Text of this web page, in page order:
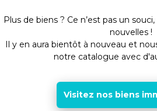
Plus de biens ? Ce n’est pas un
nouvelles !
Il y en aura bientôt à nouveau et
notre catalogue avec
Visitez nos biens